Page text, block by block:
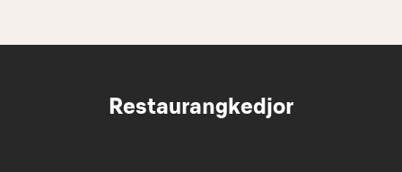
Restaurangkedjor